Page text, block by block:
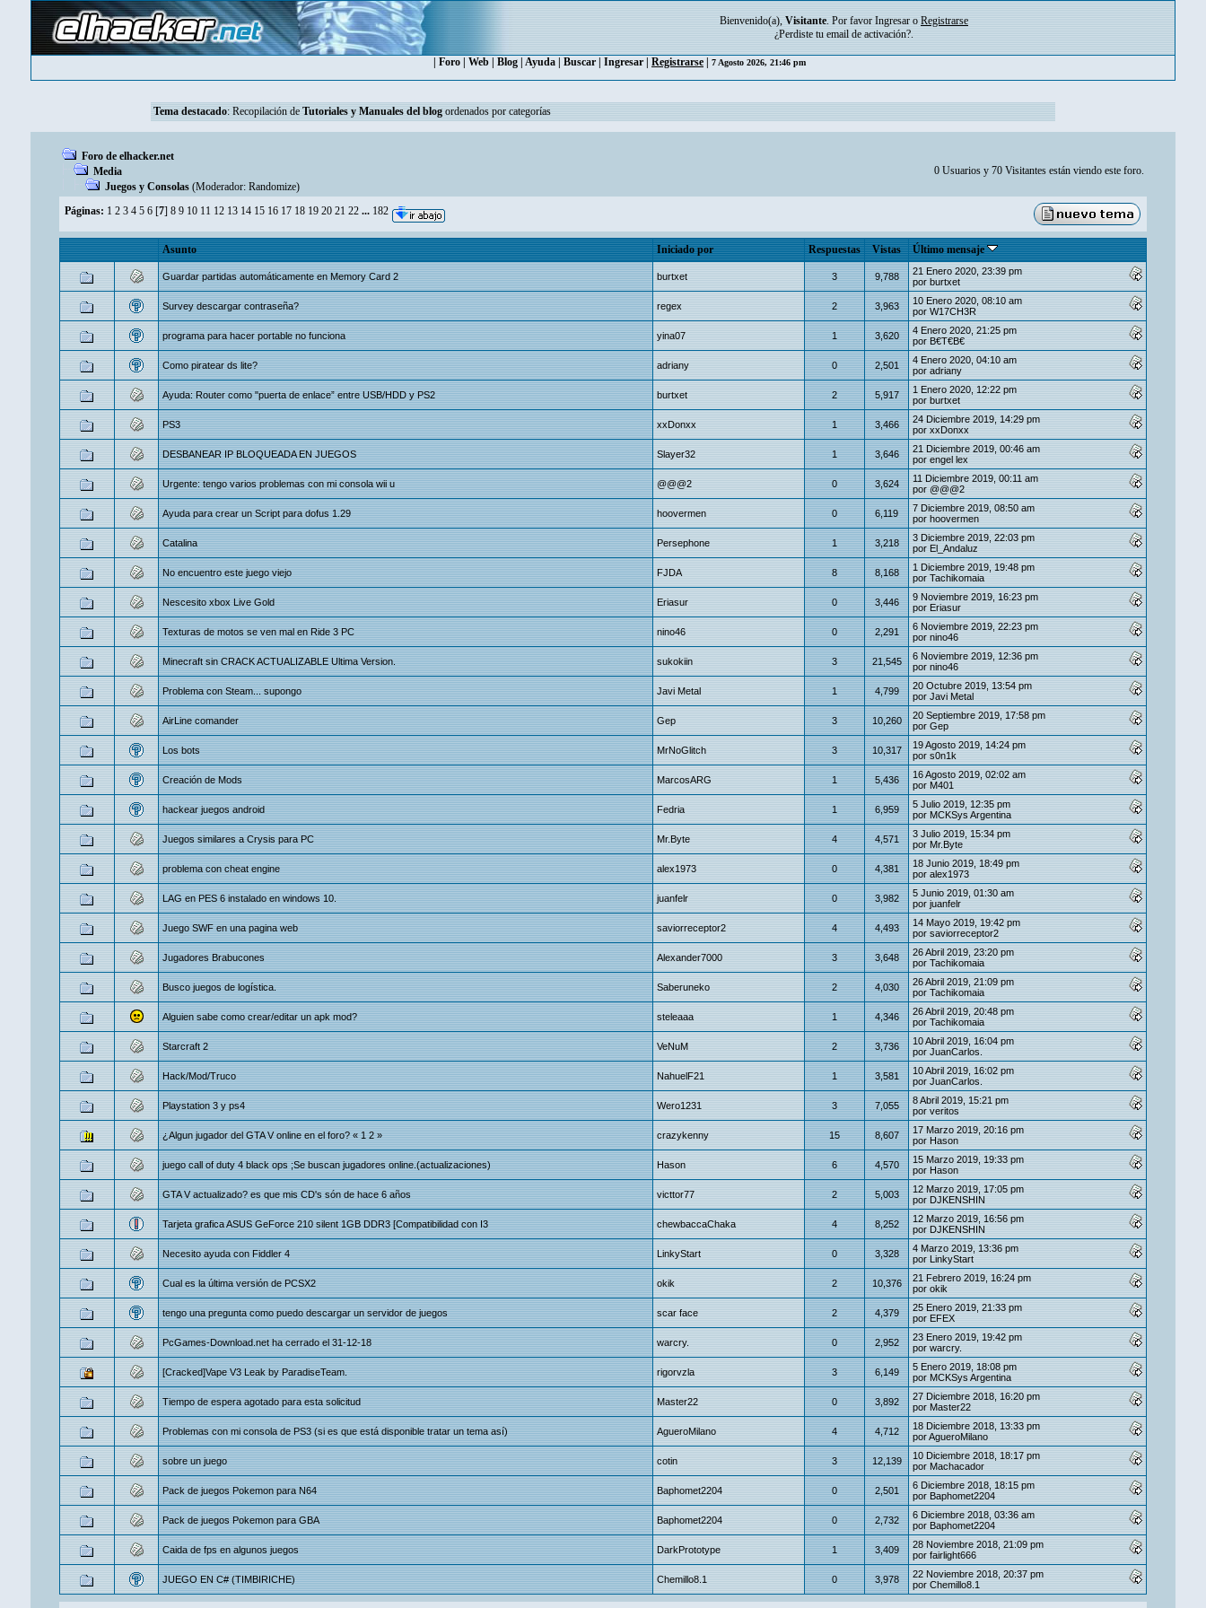
Bienvenido(a), Visitante. Por favor Ingresar o Registrarse
¿Perdiste tu email de activación?.
Foro Web Blog Ayuda Buscar Ingresar Registrarse 7 Agosto 2026, 21:46 pm
Tema destacado: Recopilación de Tutoriales y Manuales del blog ordenados por categorías
Foro de elhacker.net
Media
Juegos y Consolas (Moderador: Randomize)
0 Usuarios y 70 Visitantes están viendo este foro.
Páginas: 1 2 3 4 5 6 [7] 8 9 10 11 12 13 14 15 16 17 18 19 20 21 22 ... 182
Asunto Iniciado por Respuestas Vistas Último mensaje
Guardar partidas automáticamente en Memory Card 2 burtxet 3 9,788
21 Enero 2020, 23:39 pm
por burtxet
Survey descargar contraseña? regex 2 3,963
10 Enero 2020, 08:10 am
por W17CH3R
programa para hacer portable no funciona yina07 1 3,620
4 Enero 2020, 21:25 pm
por B€T€B€
Como piratear ds lite? adriany 0 2,501
4 Enero 2020, 04:10 am
por adriany
Ayuda: Router como "puerta de enlace” entre USB/HDD y PS2 burtxet 2 5,917
1 Enero 2020, 12:22 pm
por burtxet
PS3 xxDonxx 1 3,466
24 Diciembre 2019, 14:29 pm
por xxDonxx
DESBANEAR IP BLOQUEADA EN JUEGOS Slayer32 1 3,646
21 Diciembre 2019, 00:46 am
por engel lex
Urgente: tengo varios problemas con mi consola wii u @@@2 0 3,624
11 Diciembre 2019, 00:11 am
por @@@2
Ayuda para crear un Script para dofus 1.29 hoovermen 0 6,119
7 Diciembre 2019, 08:50 am
por hoovermen
Catalina Persephone 1 3,218
3 Diciembre 2019, 22:03 pm
por El_Andaluz
No encuentro este juego viejo FJDA 8 8,168
1 Diciembre 2019, 19:48 pm
por Tachikomaia
Nescesito xbox Live Gold Eriasur 0 3,446
9 Noviembre 2019, 16:23 pm
por Eriasur
Texturas de motos se ven mal en Ride 3 PC nino46 0 2,291
6 Noviembre 2019, 22:23 pm
por nino46
Minecraft sin CRACK ACTUALIZABLE Ultima Version. sukokiin 3 21,545
6 Noviembre 2019, 12:36 pm
por nino46
Problema con Steam... supongo Javi Metal 1 4,799
20 Octubre 2019, 13:54 pm
por Javi Metal
AirLine comander Gep 3 10,260
20 Septiembre 2019, 17:58 pm
por Gep
Los bots MrNoGlitch 3 10,317
19 Agosto 2019, 14:24 pm
por s0n1k
Creación de Mods MarcosARG 1 5,436
16 Agosto 2019, 02:02 am
por M401
hackear juegos android Fedria 1 6,959
5 Julio 2019, 12:35 pm
por MCKSys Argentina
Juegos similares a Crysis para PC Mr.Byte 4 4,571
3 Julio 2019, 15:34 pm
por Mr.Byte
problema con cheat engine alex1973 0 4,381
18 Junio 2019, 18:49 pm
por alex1973
LAG en PES 6 instalado en windows 10. juanfelr 0 3,982
5 Junio 2019, 01:30 am
por juanfelr
Juego SWF en una pagina web saviorreceptor2 4 4,493
14 Mayo 2019, 19:42 pm
por saviorreceptor2
Jugadores Brabucones Alexander7000 3 3,648
26 Abril 2019, 23:20 pm
por Tachikomaia
Busco juegos de logística. Saberuneko 2 4,030
26 Abril 2019, 21:09 pm
por Tachikomaia
Alguien sabe como crear/editar un apk mod? steleaaa 1 4,346
26 Abril 2019, 20:48 pm
por Tachikomaia
Starcraft 2 VeNuM 2 3,736
10 Abril 2019, 16:04 pm
por JuanCarlos.
Hack/Mod/Truco NahuelF21 1 3,581
10 Abril 2019, 16:02 pm
por JuanCarlos.
Playstation 3 y ps4 Wero1231 3 7,055
8 Abril 2019, 15:21 pm
por veritos
¿Algun jugador del GTA V online en el foro? «1 2» crazykenny 15 8,607
17 Marzo 2019, 20:16 pm
por Hason
juego call of duty 4 black ops ;Se buscan jugadores online.(actualizaciones) Hason 6 4,570
15 Marzo 2019, 19:33 pm
por Hason
GTA V actualizado? es que mis CD's són de hace 6 años victtor77 2 5,003
12 Marzo 2019, 17:05 pm
por DJKENSHIN
Tarjeta grafica ASUS GeForce 210 silent 1GB DDR3 [Compatibilidad con I3 chewbaccaChaka 4 8,252
12 Marzo 2019, 16:56 pm
por DJKENSHIN
Necesito ayuda con Fiddler 4 LinkyStart 0 3,328
4 Marzo 2019, 13:36 pm
por
LinkyStart
Cual es la última versión de PCSX2 okik 2 10,376
21 Febrero 2019, 16:24 pm
por okik
tengo una pregunta como puedo descargar un servidor de juegos scar face 2 4,379
25 Enero 2019, 21:33 pm
por EFEX
PcGames-Download.net ha cerrado el 31-12-18 warcry. 0 2,952
23 Enero 2019, 19:42 pm
por warcry.
[Cracked]Vape V3 Leak by ParadiseTeam. rigorvzla 3 6,149
5 Enero 2019, 18:08 pm
por MCKSys Argentina
Tiempo de espera agotado para esta solicitud Master22 0 3,892
27 Diciembre 2018, 16:20 pm
por Master22
Problemas con mi consola de PS3 (si es que está disponible tratar un tema así) AgueroMilano 4 4,712
18 Diciembre 2018, 13:33 pm
porAgueroMilano
sobre un juego cotin 3 12,139
10 Diciembre 2018, 18:17 pm
por Machacador
Pack de juegos Pokemon para N64 Baphomet2204 0 2,501
6 Diciembre 2018, 18:15 pm
por Baphomet2204
Pack de juegos Pokemon para GBA Baphomet2204 0 2,732
6 Diciembre 2018, 03:36 am
por Baphomet2204
Caida de fps en algunos juegos DarkPrototype 1 3,409
28 Noviembre 2018, 21:09 pm
por fairlight666
JUEGO EN C# (TIMBIRICHE) Chemillo8.1 0 3,978
22 Noviembre 2018, 20:37 pm
por Chemillo8.1